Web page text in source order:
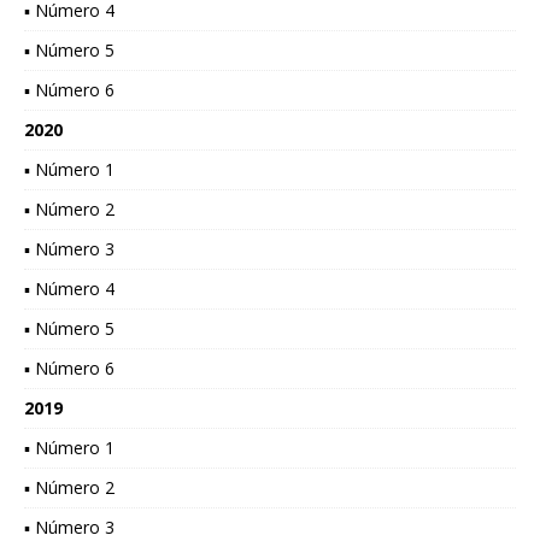
▪ Número 4
▪ Número 5
▪ Número 6
2020
▪ Número 1
▪ Número 2
▪ Número 3
▪ Número 4
▪ Número 5
▪ Número 6
2019
▪ Número 1
▪ Número 2
▪ Número 3